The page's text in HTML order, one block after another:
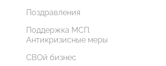
Поздравления
Поддержка МСП.
Антикризисные меры
СВОй бизнес